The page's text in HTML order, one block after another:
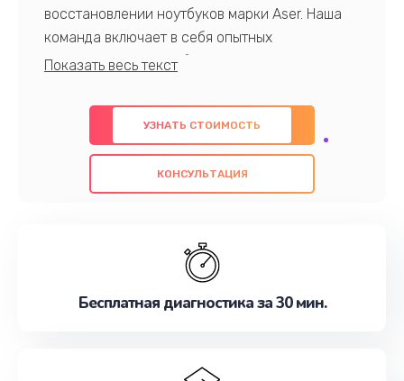
восстановлении ноутбуков марки Aser. Наша
команда включает в себя опытных
профессионалов с обширными знаниями и
предлагаем быстрый и качественный ремонт с
использованием оригинальных компонентов, а
также гарантируем качество всех
проведенных работ. Наша цель - предоставить
наилучшим образом. Не медлите записаться на
УЗНАТЬ СТОИМОСТЬ
КОНСУЛЬТАЦИЯ
Бесплатная диагностика за 30 мин.